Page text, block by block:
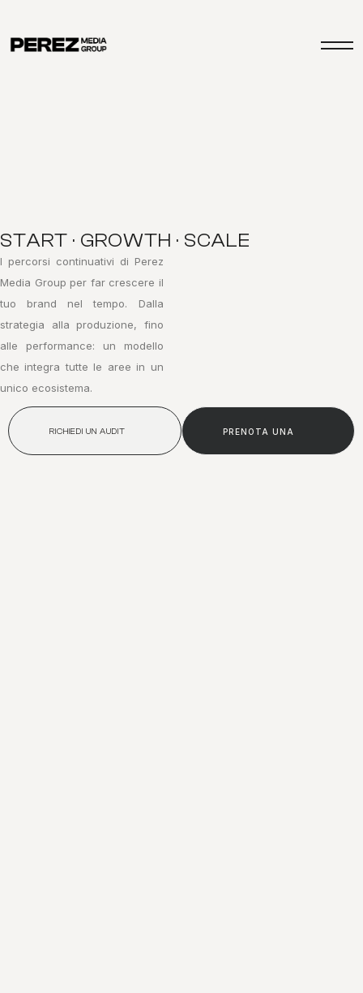
START · GROWTH · SCALE
I percorsi continuativi di Perez
Media Group per far crescere il
tuo brand nel tempo. Dalla
strategia alla produzione, fino
alle performance: un modello
che integra tutte le aree in un
unico ecosistema.
RICHIEDI UN AUDIT PRENOTA UNA